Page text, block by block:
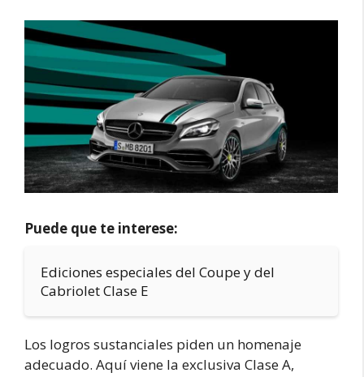
Puede que te interese:
Ediciones especiales del Coupe y del
Cabriolet Clase E
Los logros sustanciales piden un homenaje
adecuado. Aquí viene la exclusiva Clase A,